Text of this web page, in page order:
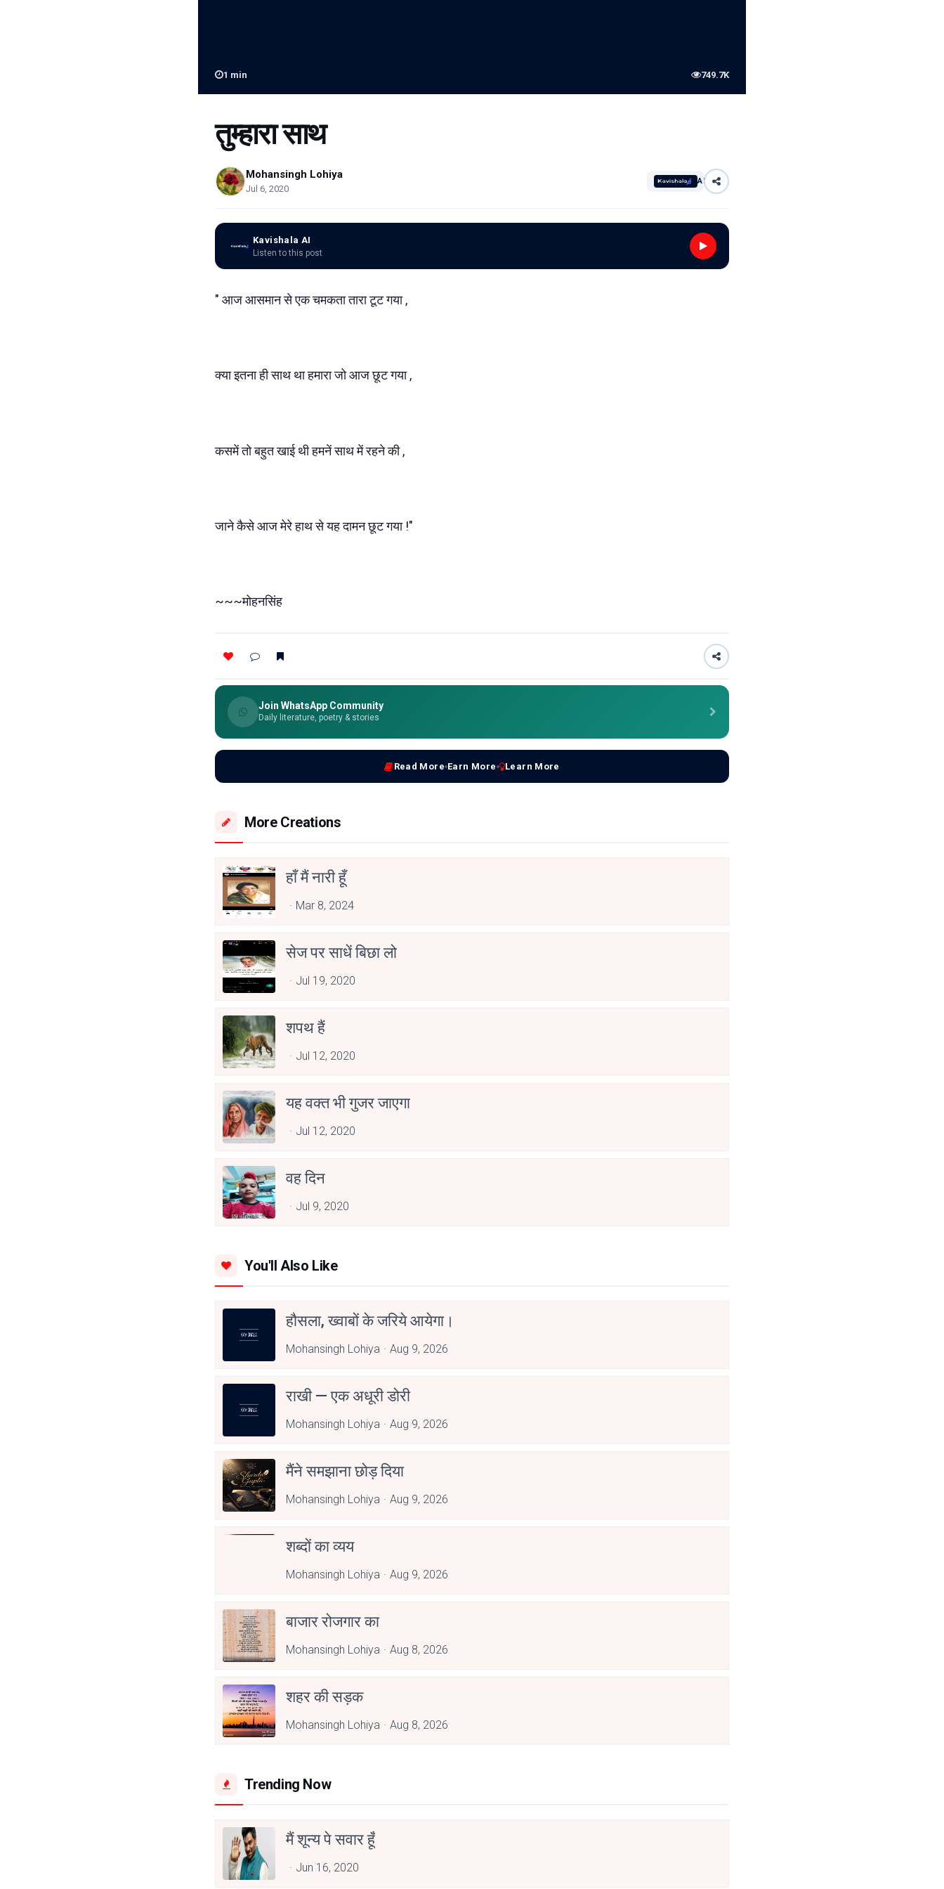
1 min 749.7K
तुम्हारा साथ
Mohansingh Lohiya
Jul 6, 2020
AI
Kavishala AI
Listen to this post
" आज आसमान से एक चमकता तारा टूट गया ,
क्या इतना ही साथ था हमारा जो आज छूट गया ,
कसमें तो बहुत खाई थी हमनें साथ में रहने की ,
जाने कैसे आज मेरे हाथ से यह दामन छूट गया !"
~~~मोहनसिंह
Join WhatsApp Community
Daily literature, poetry & stories
Read More Earn More Learn More
More Creations
हाँ मैं नारी हूँ
Mar 8, 2024
सेज पर साधें बिछा लो
Jul 19, 2020
शपथ हैं
Jul 12, 2020
यह वक्त भी गुजर जाएगा
Jul 12, 2020
वह दिन
Jul 9, 2020
You'll Also Like
हौसला, ख्वाबों के जरिये आयेगा।
Mohansingh Lohiya Aug 9, 2026
राखी — एक अधूरी डोरी
Mohansingh Lohiya Aug 9, 2026
मैंने समझाना छोड़ दिया
Mohansingh Lohiya Aug 9, 2026
शब्दों का व्यय
Mohansingh Lohiya Aug 9, 2026
बाजार रोजगार का
Mohansingh Lohiya Aug 8, 2026
शहर की सड़क
Mohansingh Lohiya Aug 8, 2026
Trending Now
मैं शून्य पे सवार हूँ
Jun 16, 2020